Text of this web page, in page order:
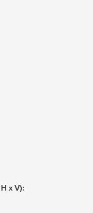
x V):